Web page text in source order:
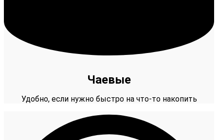
Чаевые
Удобно, если нужно быстро на что-то накопить